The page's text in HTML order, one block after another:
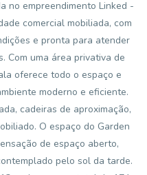
no empreendimento Linked -
comercial mobiliada, com
e pronta para atender
Com uma área privativa de
oferece todo o espaço e
moderno e eficiente.
cadeiras de aproximação,
O espaço do Garden
de espaço aberto,
pelo sol da tarde.